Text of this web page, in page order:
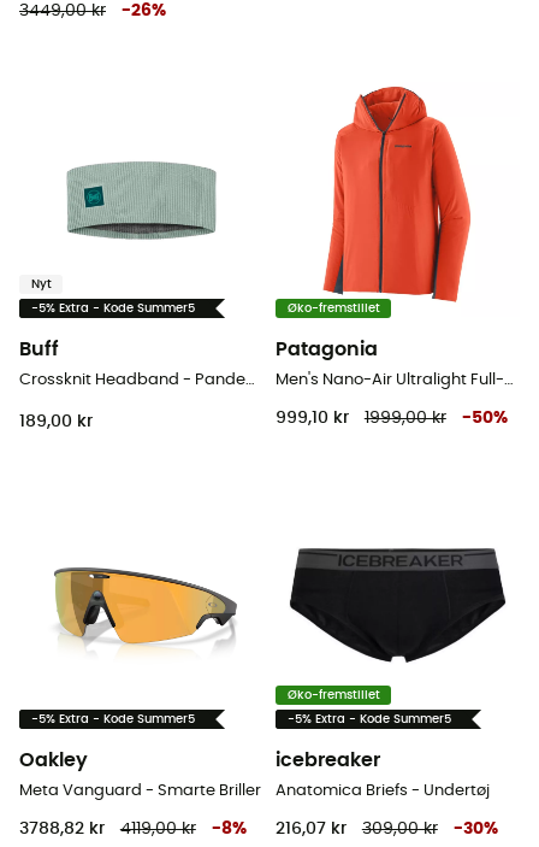
3449,00 kr
-26%
Nyt
-5% Extra - Kode Summer5
Buff
189,00 kr
Øko-fremstillet
Patagonia
999,10 kr 1999,00 kr -50%
-5% Extra - Kode Summer5
Oakley
Meta Vanguard - Smarte Briller
3788,82 kr 4119,00 kr -8%
Øko-fremstillet
-5% Extra - Kode Summer5
icebreaker
Anatomica Briefs - Undertøj
216,07 kr 309,00 kr -30%